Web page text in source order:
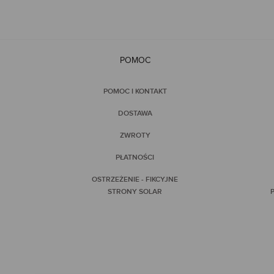
POMOC
POMOC I KONTAKT
DOSTAWA
ZWROTY
PŁATNOŚCI
OSTRZEŻENIE - FIKCYJNE
STRONY SOLAR